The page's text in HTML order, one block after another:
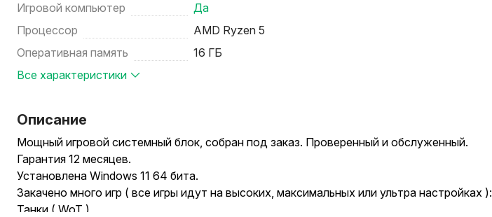
Игровой компьютер
Да
Процессор
AMD Ryzen 5
Оперативная память
16 ГБ
Все характеристики
Описание
Мощный игровой системный блок, собран под заказ. Проверенный и обслуженный.
Гарантия 12 месяцев.
Установлена Windows 11 64 бита.
Закачено много игр ( все игры идут на высоких, максимальных или ультра настройках ):
Танки ( WoT )